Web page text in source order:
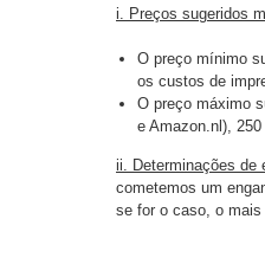
i. Preços sugeridos
O preço mínimo
os custos de
O preço máximo
e Amazon.nl),
ii. Determinações de
cometemos um
se for o caso, o